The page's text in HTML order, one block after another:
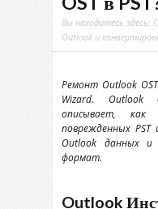
Вы находитесь здесь:
Outlook и
Ремонт Outlook
Wizard. Outlook
описывает, как
поврежденныхPST
Outlook данных и
формат.
Outlook